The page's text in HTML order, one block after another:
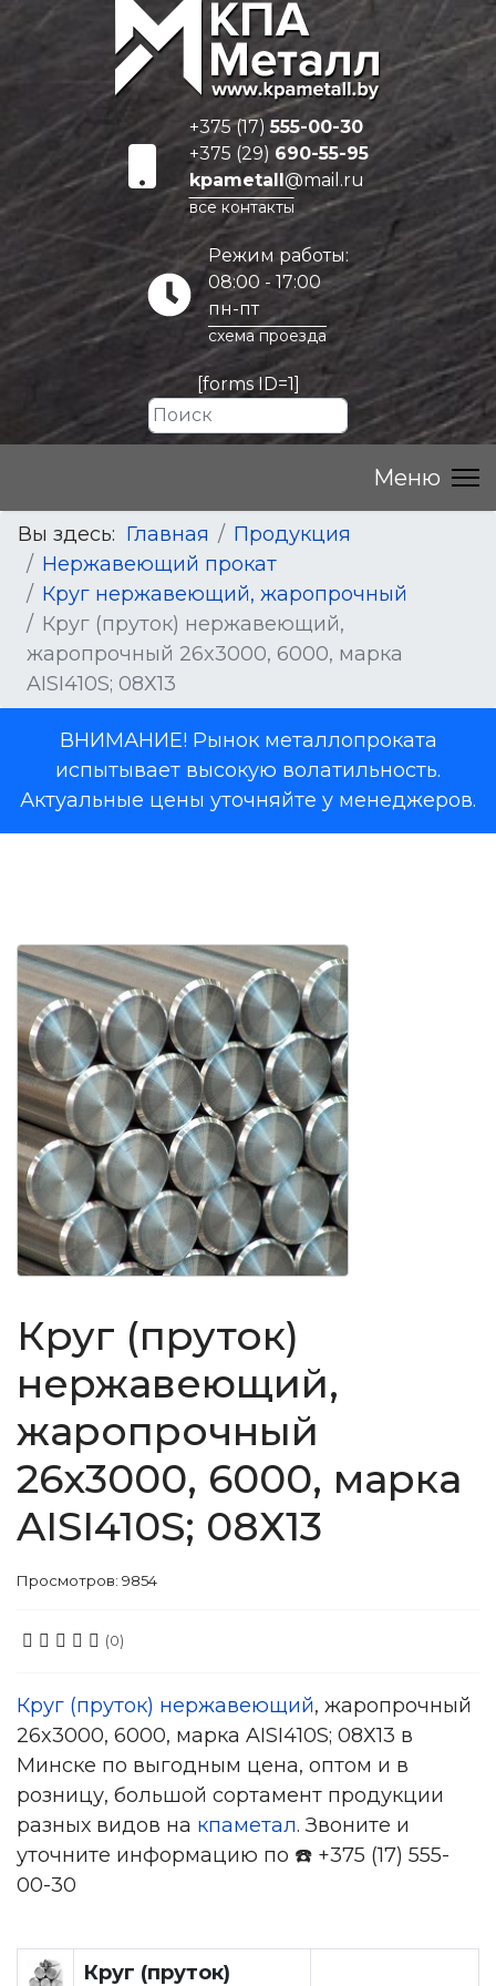
+375 (17)555-00-30
+375 (29) 690-55-95
kpametall@mail.ru
все контакты
Режим работы:
08:00 - 17:00
пн-пт
схема проезда
[forms ID=1]
Вы здесь: Главная
Продукция
Нержавеющий прокат
Круг нержавеющий, жаропрочный
Круг (пруток) нержавеющий,
жаропрочный 26x3000, 6000, марка
AISI410S; 08Х13
ВНИМАНИЕ! Рынок металлопроката
испытывает высокую волатильность.
Актуальные цены уточняйте у менеджеров.
Круг (пруток)
нержавеющий,
жаропрочный
26x3000, 6000, марка
AISI410S; 08Х13
Просмотров: 9854
(0)
Круг (пруток) нержавеющий, жаропрочный
26x3000, 6000, марка AISI410S; 08Х13 в
Минске по выгодным цена, оптом и в
розницу, большой сортамент продукции
разных видов на кпаметал. Звоните и
уточните информацию по ☎️ +375 (17) 555-
00-30
Круг (пруток)